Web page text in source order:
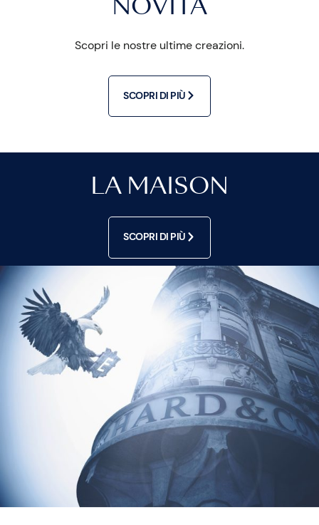
NOVITÀ
Scopri le nostre ultime creazioni.
SCOPRI DI PIÙ
LA MAISON
SCOPRI DI PIÙ